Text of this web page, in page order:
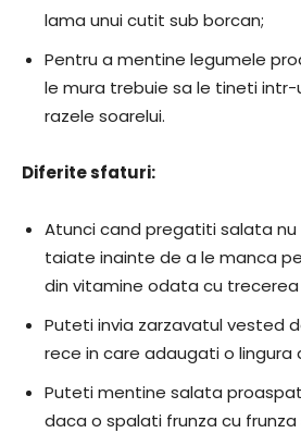
lama unui cutit sub borcan;
Pentru a mentine legumele
le mura trebuie sa le tineti
razele soarelui.
Diferite sfaturi:
Atunci cand pregatiti salata
taiate inainte de a le manca
din vitamine odata cu trecerea
Puteti invia zarzavatul vested
rece in care adaugati o lingura
Puteti mentine salata
daca o spalati frunza cu